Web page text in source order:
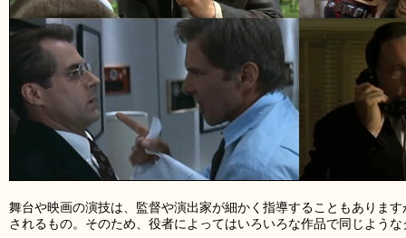
舞台や映画の演技は、監督や演出家が細かく指導することもありま
されるもの。そのため、役者によってはいろいろな作品で同じよう